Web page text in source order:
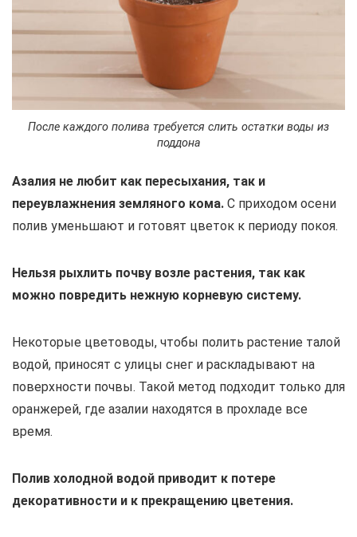
После каждого полива требуется слить остатки воды из
поддона
Азалия не любит как пересыхания, так и
переувлажнения земляного кома. С приходом осени
полив уменьшают и готовят цветок к периоду покоя.
Нельзя рыхлить почву возле растения, так как
можно повредить нежную корневую систему.
Некоторые цветоводы, чтобы полить растение талой
водой, приносят с улицы снег и раскладывают на
поверхности почвы. Такой метод подходит только для
оранжерей, где азалии находятся в прохладе все
время.
Полив холодной водой приводит к потере
декоративности и к прекращению цветения.